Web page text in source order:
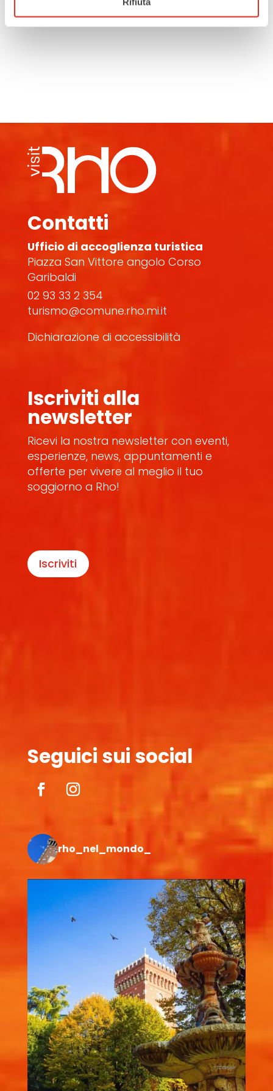
Contatti
Ufficio di accoglienza turistica
Piazza San Vittore angolo Corso
Garibaldi
02 93 33 2 354
turismo@comune.rho.mi.it
Dichiarazione di accessibilità
Iscriviti alla
newsletter
Ricevi la nostra newsletter con eventi,
esperienze, news, appuntamenti e
offerte per vivere al meglio il tuo
soggiorno a Rho!
Iscriviti
Seguici sui social
rho_nel_mondo_